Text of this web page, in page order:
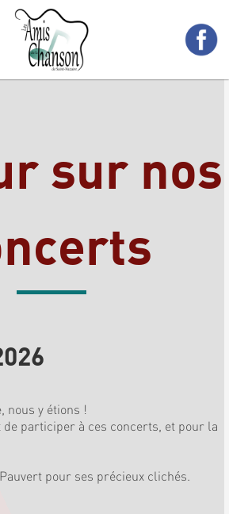
sur nos
nous y étions !
participer à ces concerts, et pour la
pour ses précieux clichés.